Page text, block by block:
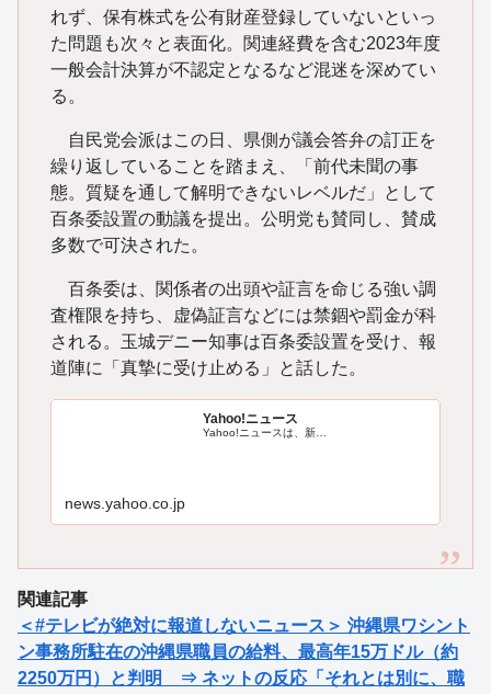
れず、保有株式を公有財産登録していないといっ
た問題も次々と表面化。関連経費を含む2023年度
一般会計決算が不認定となるなど混迷を深めてい
る。
自民党会派はこの日、県側が議会答弁の訂正を
繰り返していることを踏まえ、「前代未聞の事
態。質疑を通して解明できないレベルだ」として
百条委設置の動議を提出。公明党も賛同し、賛成
多数で可決された。
百条委は、関係者の出頭や証言を命じる強い調
査権限を持ち、虚偽証言などには禁錮や罰金が科
される。玉城デニー知事は百条委設置を受け、報
道陣に「真摯に受け止める」と話した。
Yahoo!ニュース
Yahoo!ニュースは、新…
news.yahoo.co.jp
関連記事
＜#テレビが絶対に報道しないニュース＞ 沖縄県ワシント
ン事務所駐在の沖縄県職員の給料、最高年15万ドル（約
2250万円）と判明 ⇒ ネットの反応「それとは別に、職